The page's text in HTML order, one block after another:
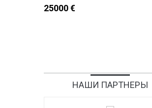
25000 €
НАШИ ПАРТНЕРЫ